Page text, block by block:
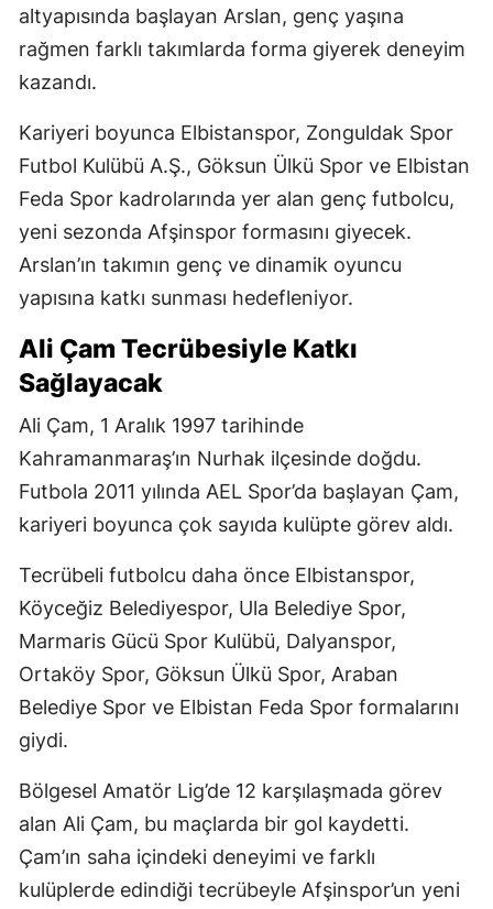
altyapısında başlayan Arslan, genç yaşına
rağmen farklı takımlarda forma giyerek deneyim
kazandı.
Kariyeri boyunca Elbistanspor, Zonguldak Spor
Futbol Kulübü A.Ş., Göksun Ülkü Spor ve Elbistan
Feda Spor kadrolarında yer alan genç futbolcu,
yeni sezonda Afşinspor formasını giyecek.
Arslan’ın takımın genç ve dinamik oyuncu
yapısına katkı sunması hedefleniyor.
Ali Çam Tecrübesiyle Katkı
Sağlayacak
Ali Çam, 1 Aralık 1997 tarihinde
Kahramanmaraş’ın Nurhak ilçesinde doğdu.
Futbola 2011 yılında AEL Spor’da başlayan Çam,
kariyeri boyunca çok sayıda kulüpte görev aldı.
Tecrübeli futbolcu daha önce Elbistanspor,
Köyceğiz Belediyespor, Ula Belediye Spor,
Marmaris Gücü Spor Kulübü, Dalyanspor,
Ortaköy Spor, Göksun Ülkü Spor, Araban
Belediye Spor ve Elbistan Feda Spor formalarını
giydi.
Bölgesel Amatör Lig’de 12 karşılaşmada görev
alan Ali Çam, bu maçlarda bir gol kaydetti.
Çam’ın saha içindeki deneyimi ve farklı
kulüplerde edindiği tecrübeyle Afşinspor’un yeni